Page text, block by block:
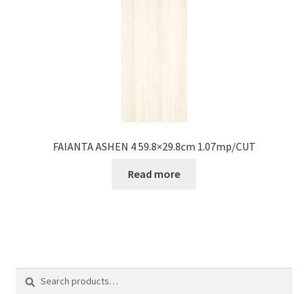
FAIANTA ASHEN 4 59.8×29.8cm 1.07mp/CUT
Read more